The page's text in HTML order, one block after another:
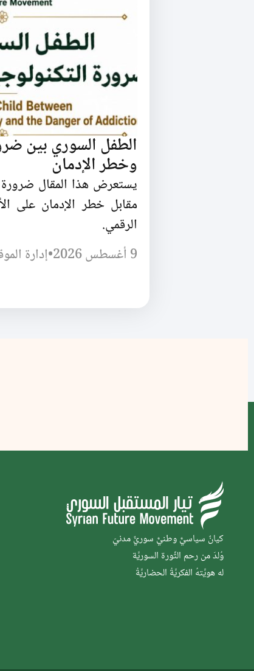
الطفل السوري بين
وخطر الإدمان
يستعرض هذا المقال ضرورة
مقابل خطر الإدمان على
الرقمي.
9 أغسطس 2026
•إدارة
كيانٌ سياسيٌّ وطنيٌّ سوريٌّ مدنيّ
وُلدَ من رحم الثَّورة السوريَّة
له هويَّتهُ الفكريَّةُ الحضاريَّةُ